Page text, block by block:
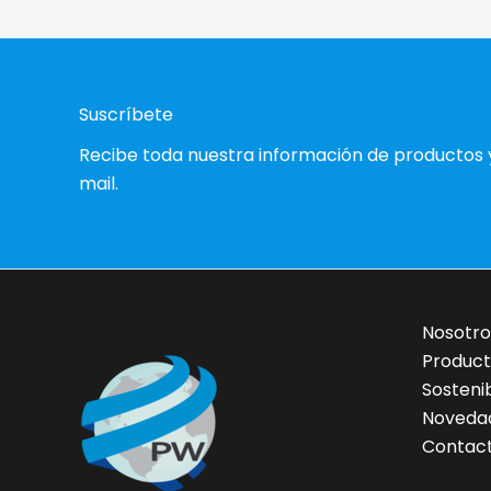
Suscríbete
Recibe toda nuestra información de productos
mail.